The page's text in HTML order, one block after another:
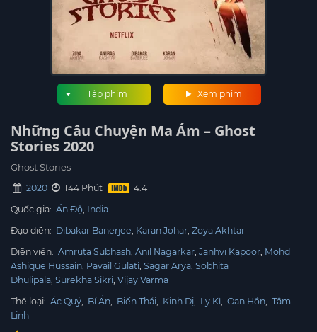
Xem phim
Tập phim
Những Câu Chuyện Ma Ám – Ghost
Stories 2020
Ghost Stories
2020
144 Phút
Quốc gia: Ấn Độ India
Đạo diễn: Dibakar Banerjee Karan Johar Zoya Akhtar
Diễn viên: Amruta Subhash Anil Nagarkar Janhvi Kapoor Mohd
Ashique Hussain Pavail Gulati Sagar Arya Sobhita
Dhulipala Surekha Sikri Vijay Varma
Thể loại: Ác Quỷ, Bí Ẩn, Biến Thái, Kinh Dị, Ly Kì, Oan Hồn, Tâm
Linh